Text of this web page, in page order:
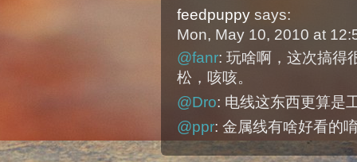
feedpuppy says:
Mon, May 10, 2010 at
@fanr: 玩啥啊，这次搞得
松，咳咳。
@Dro: 电线这东西更算是
@ppr: 金属线有啥好看的